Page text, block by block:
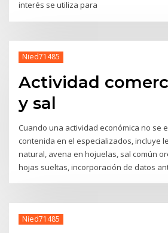
interés se utiliza para
Nied71485
Actividad
y sal
Cuando una actividad económica no se
contenida en el especializados, incluye
natural, avena en hojuelas, sal común
hojas sueltas, incorporación de datos
Nied71485